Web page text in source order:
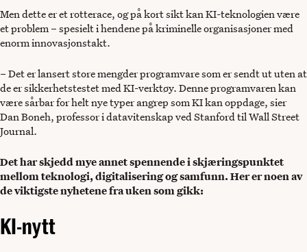
Men dette er et rotterace, og på kort sikt kan KI-teknologien være
et problem – spesielt i hendene på kriminelle organisasjoner med
enorm innovasjonstakt.
– Det er lansert store mengder programvare som er sendt ut uten at
de er sikkerhetstestet med KI-verktøy. Denne programvaren kan
være sårbar for helt nye typer angrep som KI kan oppdage, sier
Dan Boneh, professor i datavitenskap ved Stanford til Wall Street
Journal.
Det har skjedd mye annet spennende i skjæringspunktet
mellom teknologi, digitalisering og samfunn. Her er noen av
de viktigste nyhetene fra uken som gikk:
KI-nytt